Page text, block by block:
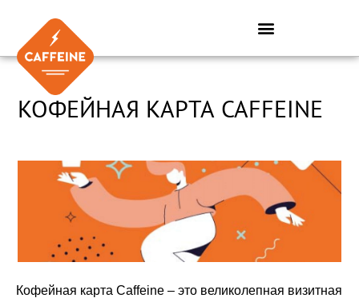
содержимому
КОФЕЙНАЯ КАРТА CAFFEINE
Кофейная карта Caffeine – это великолепная визитная